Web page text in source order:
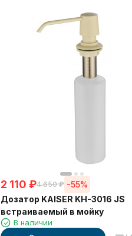
2 110 ₽4 650 ₽ -55%
Дозатор KAISER KH-3016 JS
встраиваемый в мойку
В наличии